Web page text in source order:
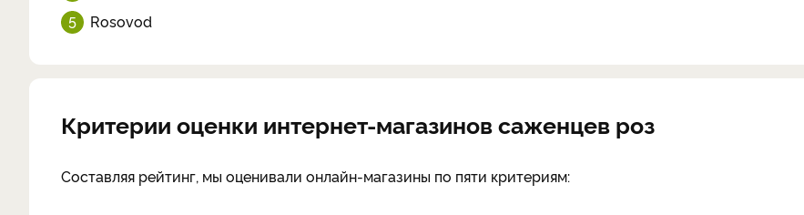
Rosovod
Критерии оценки интернет-магазинов саженцев роз
Составляя рейтинг, мы оценивали онлайн-магазины по пяти критериям: